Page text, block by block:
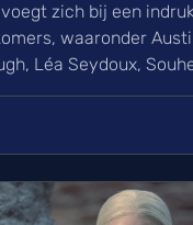
zich bij een
waaronder
Léa Seydoux,
en Tim Blake
...